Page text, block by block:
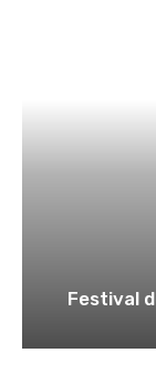
Festival